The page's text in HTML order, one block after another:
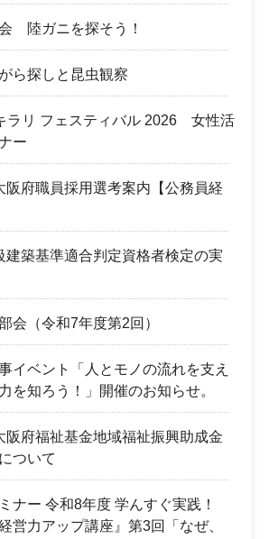
陸ガニを探そう！
ら探しと昆虫観察
ラリ フェスティバル 2026 女性活
ナー
阪府職員採用選考案内【公務員経
建築基準適合判定資格者検定の実
会（令和7年度第2回）
イベント「人とモノの流れを支え
を知ろう！」開催のお知らせ。
阪府福祉基金地域福祉振興助成金
ついて
ナー 令和8年度 学んすぐ実践！
営力アップ講座』第3回「なぜ、